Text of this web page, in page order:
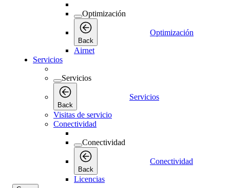
Optimización
Back
Optimización
Airnet
Servicios
Servicios
Back
Servicios
Visitas de servicio
Conectividad
Conectividad
Back
Conectividad
Licencias